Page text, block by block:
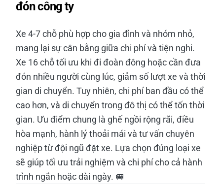
đón công ty
Xe 4-7 chỗ phù hợp cho gia đình và nhóm nhỏ,
mang lại sự cân bằng giữa chi phí và tiện nghi.
Xe 16 chỗ tối ưu khi đi đoàn đông hoặc cần đưa
đón nhiều người cùng lúc, giảm số lượt xe và thời
gian di chuyển. Tuy nhiên, chi phí ban đầu có thể
cao hơn, và di chuyển trong đô thị có thể tốn thời
gian. Ưu điểm chung là ghế ngồi rộng rãi, điều
hòa mạnh, hành lý thoải mái và tư vấn chuyên
nghiệp từ đội ngũ đặt xe. Lựa chọn đúng loại xe
sẽ giúp tối ưu trải nghiệm và chi phí cho cả hành
trình ngắn hoặc dài ngày. 🚐